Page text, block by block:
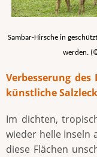
Sambar-Hirsche in
werden.
Verbesserung
künstliche
Im dichten,
wieder helle Inseln
diese Flächen